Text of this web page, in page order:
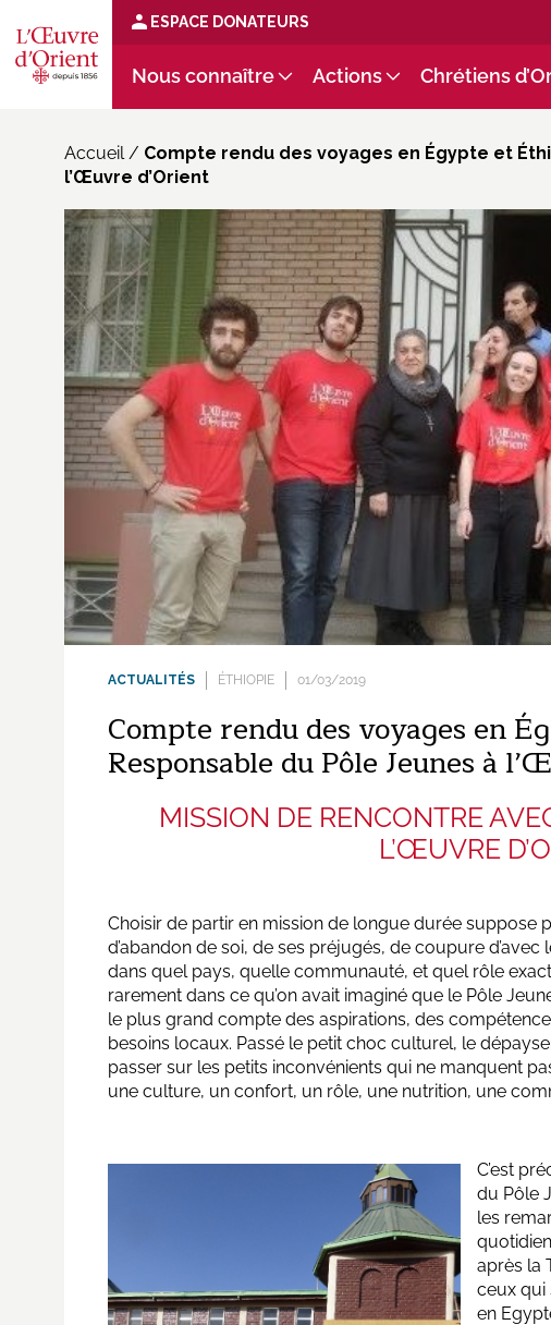
ESPACE DONATEURS
Nous connaître Actions Chrétiens
Accueil/ Compte rendu des voyages en Égypte et
l’Œuvre d’Orient
ACTUALITÉS ÉTHIOPIE 01/03/2019
Compte rendu des voyages en
Responsable du Pôle Jeunes à
MISSION DE RENCONTRE
L’ŒUVRE
Choisir de partir en mission de longue durée suppose
d’abandon de soi, de ses préjugés, de coupure
dans quel pays, quelle communauté, et quel rôle exact
rarement dans ce qu’on avait imaginé que le Pôle
le plus grand compte des aspirations, des
besoins locaux. Passé le petit choc culturel, le
passer sur les petits inconvénients qui ne manquent
une culture, un confort, un rôle, une nutrition, une
C’est
du Pôle
les
après la
ceux qui
en